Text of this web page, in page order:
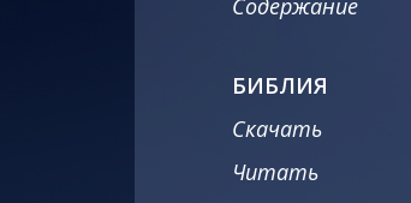
Содержание
БИБЛИЯ
Скачать
Читать